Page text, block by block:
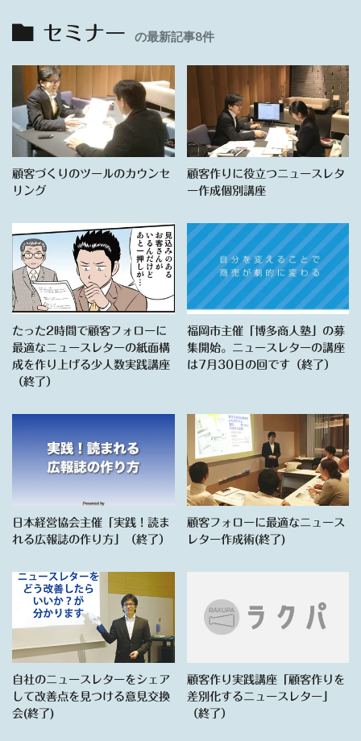
セミナー の最新記事8件
顧客づくりのツールのカウンセ
リング
顧客作りに役立つニュースレタ
ー作成個別講座
たった2時間で顧客フォローに
最適なニュースレターの紙面構
成を作り上げる少人数実践講座
（終了）
福岡市主催「博多商人塾」の募
集開始。ニュースレターの講座
は7月30日の回です（終了）
日本経営協会主催「実践！読ま
れる広報誌の作り方」（終了）
顧客フォローに最適なニュース
レター作成術(終了)
自社のニュースレターをシェア
して改善点を見つける意見交換
会(終了)
顧客作り実践講座「顧客作りを
差別化するニュースレター」
（終了）